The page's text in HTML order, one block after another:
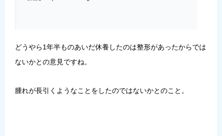
どうやら1年半ものあいだ休養したのは整形があったからでは
ないかとの意見ですね。
腫れが長引くようなことをしたのではないかとのこと。